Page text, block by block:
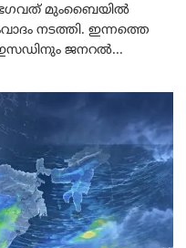
മുംബൈയിൽ
നടത്തി. ഇന്നത്തെ
ജനറൽ...